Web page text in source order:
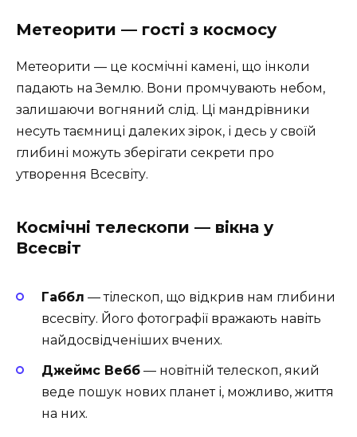
Метеорити — гості з космосу
Метеорити — це космічні камені, що інколи
падають на Землю. Вони промчувають небом,
залишаючи вогняний слід. Ці мандрівники
несуть таємниці далеких зірок, і десь у своїй
глибині можуть зберігати секрети про
утворення Всесвіту.
Космічні телескопи — вікна у
Всесвіт
Габбл — тілескоп, що відкрив нам глибини
всесвіту. Його фотографії вражають навіть
найдосвідченіших вчених.
Джеймс Вебб — новітній телескоп, який
веде пошук нових планет і, можливо, життя
на них.